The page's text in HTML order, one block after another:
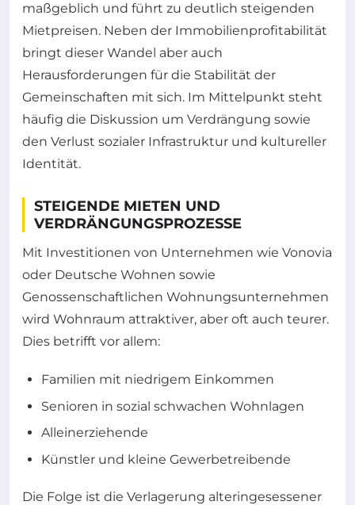
maßgeblich und führt zu deutlich steigenden
Mietpreisen. Neben der Immobilienprofitabilität
bringt dieser Wandel aber auch
Herausforderungen für die Stabilität der
Gemeinschaften mit sich. Im Mittelpunkt steht
häufig die Diskussion um Verdrängung sowie
den Verlust sozialer Infrastruktur und kultureller
Identität.
STEIGENDE MIETEN UND
VERDRÄNGUNGSPROZESSE
Mit Investitionen von Unternehmen wie Vonovia
oder Deutsche Wohnen sowie
Genossenschaftlichen Wohnungsunternehmen
wird Wohnraum attraktiver, aber oft auch teurer.
Dies betrifft vor allem:
Familien mit niedrigem Einkommen
Senioren in sozial schwachen Wohnlagen
Alleinerziehende
Künstler und kleine Gewerbetreibende
Die Folge ist die Verlagerung alteringesessener